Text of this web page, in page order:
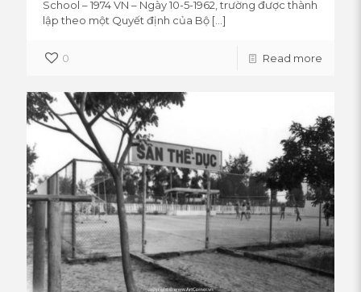
School – 1974 VN – Ngày 10-5-1962, trường được thành
lập theo một Quyết định của Bộ […]
0 Read more